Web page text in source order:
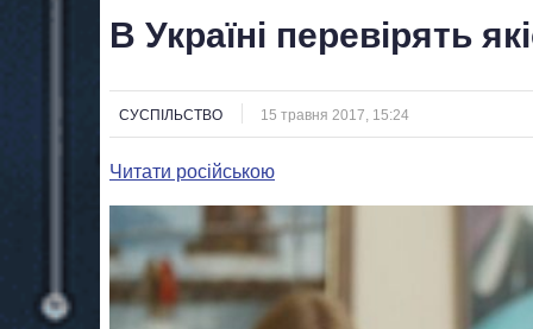
В Україні перевірять
СУСПІЛЬСТВО 15 травня 2017, 15:24
Читати російською